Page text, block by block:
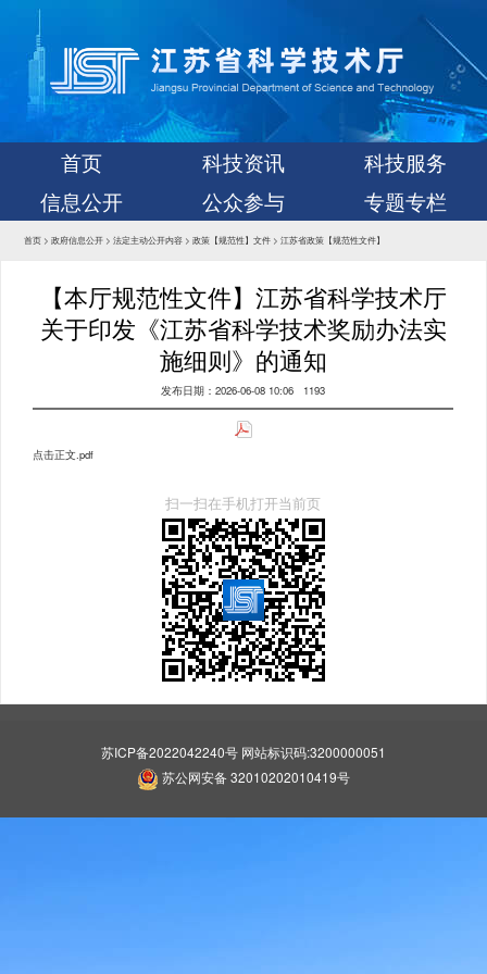
首页 科技资讯
科技服务
信息公开
公众参与 专题专栏
首页> 政府信息公开> 法定主动公开内容> 政策【规范性】文件> 江苏省政策【规范性文件】
【本厅规范性文件】江苏省科学技术厅
关于印发《江苏省科学技术奖励办法实
施细则》的通知
发布日期：2026-06-08 10:06 1193
点击正文.pdf
扫一扫在手机打开当前页
苏ICP备2022042240号 网站标识码:3200000051
苏公网安备 32010202010419号